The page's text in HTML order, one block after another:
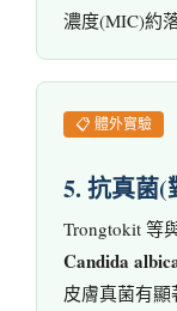
濃度(MIC)約
📋 體外實驗
5. 抗真菌
Trongtokit 等
Candida
皮膚真菌有